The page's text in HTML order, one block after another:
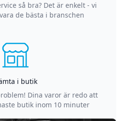
så bra? Det är enkelt - vi
de bästa i branschen
i butik
Dina varor är redo att
butik inom 10 minuter